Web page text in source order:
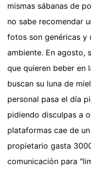
mismas sábanas de
no sabe recomendar
fotos son genéricas y
ambiente. En agosto,
que quieren beber en
buscan su luna de
personal pasa el día
pidiendo disculpas a
plataformas cae de
propietario gasta
comunicación para